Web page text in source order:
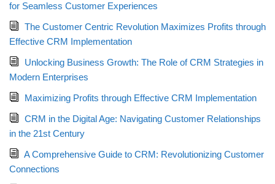
for Seamless Customer Experiences
The Customer Centric Revolution Maximizes Profits through
Effective CRM Implementation
Unlocking Business Growth: The Role of CRM Strategies in
Modern Enterprises
Maximizing Profits through Effective CRM Implementation
CRM in the Digital Age: Navigating Customer Relationships
in the 21st Century
A Comprehensive Guide to CRM: Revolutionizing Customer
Connections